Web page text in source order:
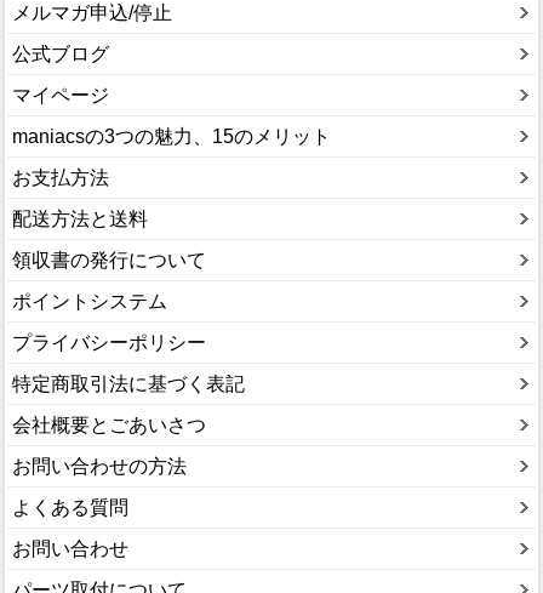
メルマガ申込/停止
公式ブログ
マイページ
maniacsの3つの魅力、15のメリット
お支払方法
配送方法と送料
領収書の発行について
ポイントシステム
プライバシーポリシー
特定商取引法に基づく表記
会社概要とごあいさつ
お問い合わせの方法
よくある質問
お問い合わせ